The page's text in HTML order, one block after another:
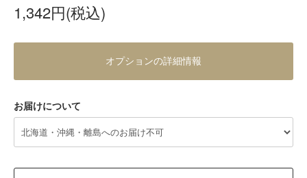
1,342円(税込)
オプションの詳細情報
お届けについて